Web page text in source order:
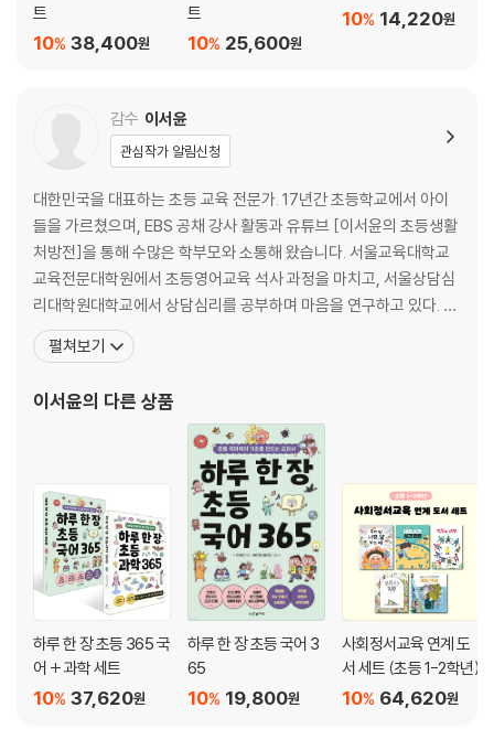
트
38,400원
10%
트
25,600원
10%
14,220원
10%
감수 이서윤
관심작가 알림신청
대한민국을 대표하는 초등 교육 전문가. 17년간 초등학교에서 아이
들을 가르쳤으며, EBS 공채 강사 활동과 유튜브 [이서윤의 초등생활
처방전]을 통해 수많은 학부모와 소통해 왔습니다. 서울교육대학교
교육전문대학원에서 초등영어교육 석사 과정을 마치고, 서울상담심
리대학원대학교에서 상담심리를 공부하며 마음을 연구하고 있다. 현
재 초등생활처방전 연구소 소장이자 국어쨈 대표를 맡고 있다. 지은
책으로는 『이서윤쌤의 초등한자어휘 일력』, 『최소한의 학부모 문해
활 처방전 365』, 『이서윤쌤의 초등 글쓰기 처방전 시리즈』 등
펼쳐보기
이서윤의 다른 상품
하루 한 장 초등 365 국
어 + 과학 세트
37,620원
10%
하루 한 장 초등 국어 3
65
19,800원
10%
사회정서교육 연계 도
서 세트 (초등 1-2학년)
64,620원
10%